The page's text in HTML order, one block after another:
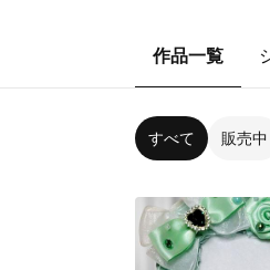
作品一覧
すべて 販売中